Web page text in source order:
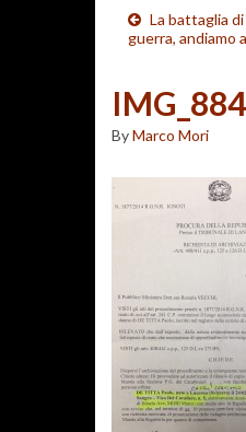
La battaglia
guerra, andiamo
ByMarco Mori